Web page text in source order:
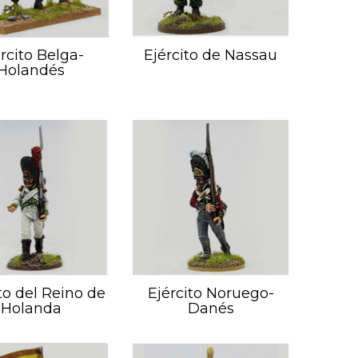
Belga-
Ejército de Nassau
del Reino de
Holanda
Ejército Noruego-
Danés